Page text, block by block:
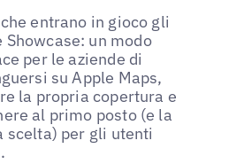
entrano in gioco gli
Showcase: un modo
per le aziende di
su Apple Maps,
la propria copertura e
al primo posto (e la
scelta) per gli utenti